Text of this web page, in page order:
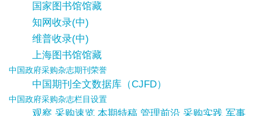
国家图书馆馆藏
知网收录(中)
维普收录(中)
上海图书馆馆藏
中国政府采购杂志期刊荣誉
中国期刊全文数据库（CJFD）
中国政府采购杂志栏目设置
观察 采购速览 本期特稿 管理前沿 采购实践 军事